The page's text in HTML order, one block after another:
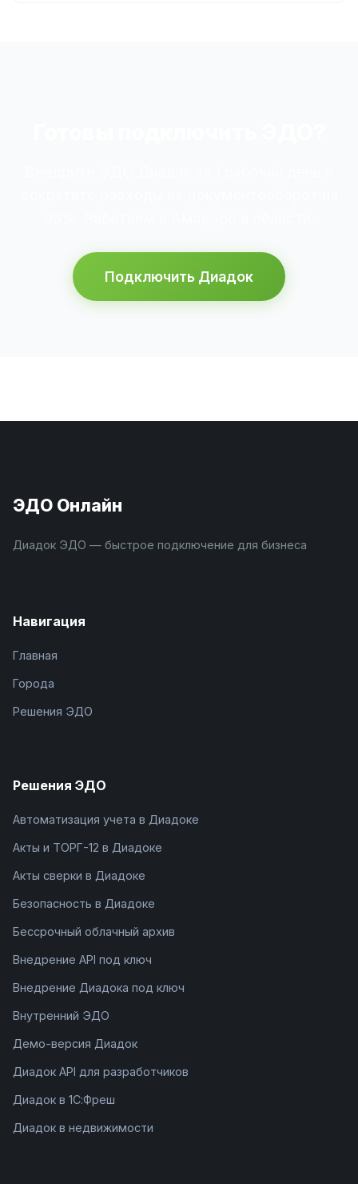
Подключить Диадок
ЭДО Онлайн
Диадок ЭДО — быстрое подключение для бизнеса
Навигация
Главная
Города
Решения ЭДО
Решения ЭДО
Автоматизация учета в Диадоке
Акты и ТОРГ-12 в Диадоке
Акты сверки в Диадоке
Безопасность в Диадоке
Бессрочный облачный архив
Внедрение API под ключ
Внедрение Диадока под ключ
Внутренний ЭДО
Демо-версия Диадок
Диадок API для разработчиков
Диадок в 1С:Фреш
Диадок в недвижимости